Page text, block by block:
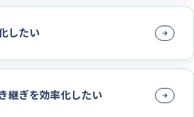
したい
継ぎを効率化したい